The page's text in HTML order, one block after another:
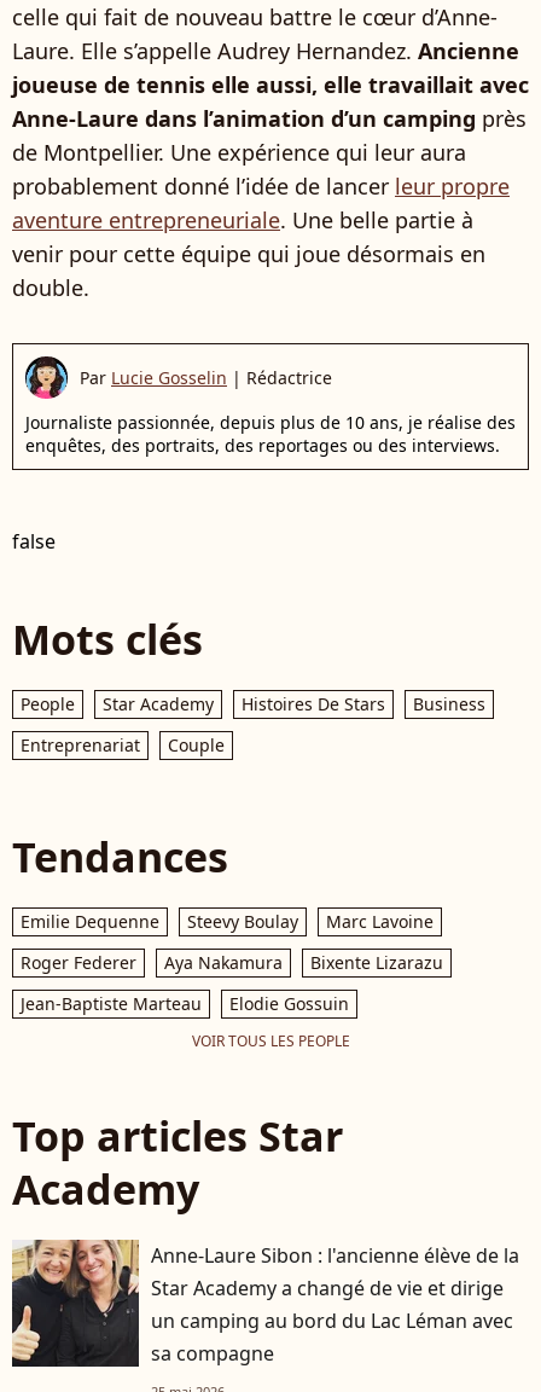
celle qui fait de nouveau battre le cœur d’Anne-
Laure. Elle s’appelle Audrey Hernandez. Ancienne
joueuse de tennis elle aussi, elle travaillait avec
Anne-Laure dans l’animation d’un camping près
de Montpellier. Une expérience qui leur aura
probablement donné l’idée de lancer leur propre
aventure entrepreneuriale. Une belle partie à
venir pour cette équipe qui joue désormais en
double.
Par Lucie Gosselin | Rédactrice
Journaliste passionnée, depuis plus de 10 ans, je réalise des
enquêtes, des portraits, des reportages ou des interviews.
false
Mots clés
People Star Academy Histoires De Stars
Business
Entreprenariat
Couple
Tendances
Emilie Dequenne Steevy Boulay
Marc Lavoine
Roger Federer
Aya Nakamura
Bixente Lizarazu
Jean-Baptiste Marteau
Elodie Gossuin
VOIR TOUS LES PEOPLE
Top articles Star
Academy
Anne-Laure Sibon : l'ancienne élève de la
Star Academy a changé de vie et dirige
un camping au bord du Lac Léman avec
sa compagne